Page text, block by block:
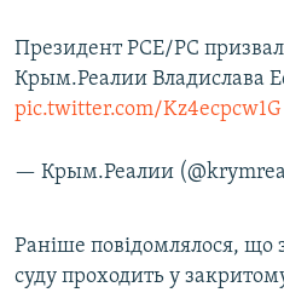
Президент РСЕ/РС
Крым.Реалии Владислава
pic.twitter.com/Kz4ecpcw1G
— Крым.Реалии
Раніше повідомлялося, що
суду проходить у